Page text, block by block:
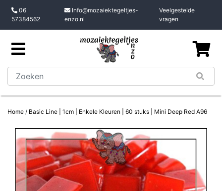
06
57384562
Info@mozaiektegeltjes-
enzo.nl
Veelgestelde
vragen
Home / Basic Line | 1cm | Enkele Kleuren | 60 stuks | Mini Deep Red A96